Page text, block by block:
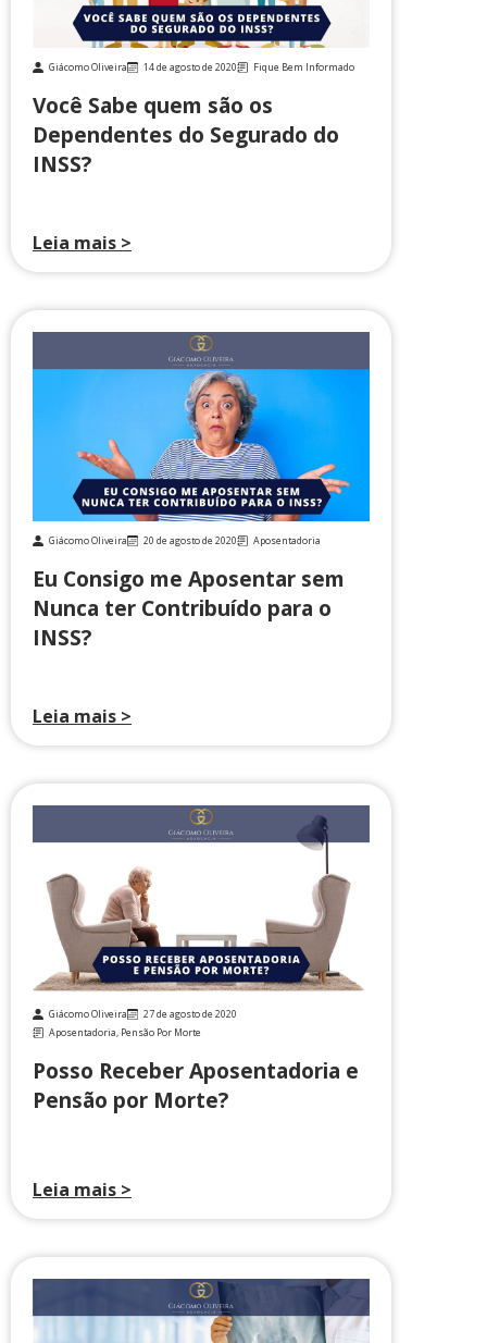
Giácomo Oliveira 14 de agosto de 2020 Fique Bem Informado
Você Sabe quem são os
Dependentes do Segurado do
INSS?
Leia mais >
Giácomo Oliveira 20 de agosto de 2020 Aposentadoria
Eu Consigo me Aposentar sem
Nunca ter Contribuído para o
INSS?
Leia mais >
Giácomo Oliveira
27 de agosto de 2020
Aposentadoria, Pensão Por Morte
Posso Receber Aposentadoria e
Pensão por Morte?
Leia mais >